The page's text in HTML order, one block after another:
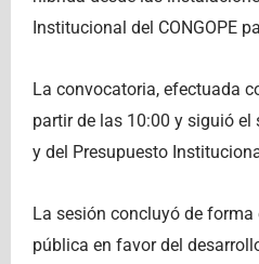
Institucional del CONGOPE
La convocatoria, efectuada
partir de las 10:00 y siguió
y del Presupuesto
La sesión concluyó de
pública en favor del